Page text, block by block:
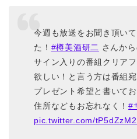
今週も放送をお聞き頂い
た！ #樽美酒研二 さんか
サイン入りの番組クリアフ
欲しい！と言う方は番組
プレゼント希望と書いて
住所などもお忘れなく！#
pic.twitter.com/